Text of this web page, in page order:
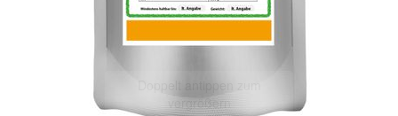
Doppelt antippen zum
vergrößern